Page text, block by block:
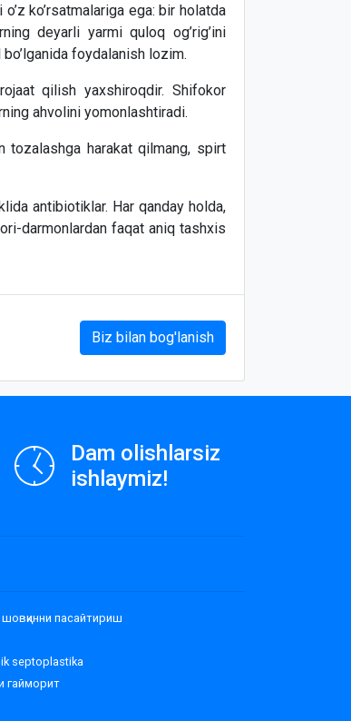
ko’rsatmalariga ega: bir holatda
deyarli yarmi quloq og’rig’ini
foydalanish lozim.
qilish yaxshiroqdir. Shifokor
ahvolini yomonlashtiradi.
tozalashga harakat qilmang, spirt
antibiotiklar. Har qanday holda,
darmonlardan faqat aniq tashxis
Biz bilan bog'lanish
Dam olishlarsiz
ishlaymiz!
шовқинни пасайтириш
septoplastika
гайморит